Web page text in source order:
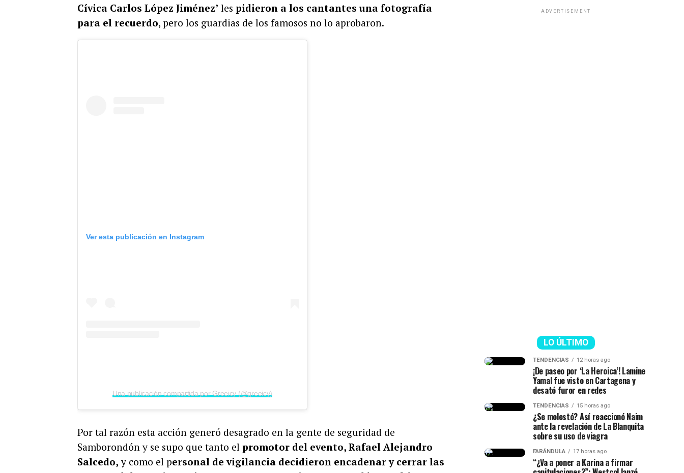
Cívica Carlos López Jiménez’ les pidieron a los cantantes una fotografía
para el recuerdo, pero los guardias de los famosos no lo aprobaron.
Ver esta publicación en Instagram
Una publicación compartida por Greeicy (@greeicy)
Por tal razón esta acción generó desagrado en la gente de seguridad de
Samborondón y se supo que tanto el promotor del evento, Rafael Alejandro
Salcedo, y como el personal de vigilancia decidieron encadenar y cerrar las
ADVERTISEMENT
LO ÚLTIMO
TENDENCIAS 12 horas ago
¡De paseo por ‘La Heroica’! Lamine
Yamal fue visto en Cartagena y
desató furor en redes
TENDENCIAS 15 horas ago
¿Se molestó? Así reaccionó Naim
ante la revelación de La Blanquita
sobre su uso de viagra
FARÁNDULA 17 horas ago
“¿Va a poner a Karina a firmar